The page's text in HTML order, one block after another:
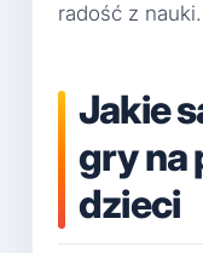
radość z nauki.
Jakie
gry na
dzieci